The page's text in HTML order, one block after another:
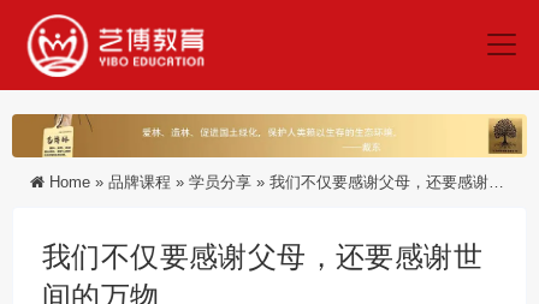
Home » 品牌课程 » 学员分享 » 我们不仅要感谢父母，还要感谢世间的万物
我们不仅要感谢父母，还要感谢世
间的万物